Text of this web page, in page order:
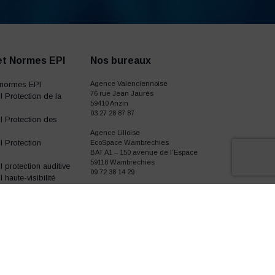
Normes EPI
EPI
Protection de la
Protection des
Protection
protection auditive
haute-visibilité
Nos bureaux
Agence Valenciennoise
76 rue Jean Jaurès
59410 Anzin
03 27 28 87 87
Agence Lilloise
EcoSpace Wambrechies
BAT A1 – 150 avenue de l’Espace
59118 Wambrechies
09 72 38 14 29